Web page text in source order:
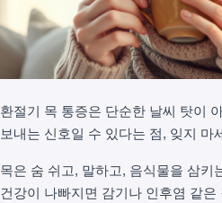
환절기 목 통증은 단순한 날씨 탓이
보내는 신호일 수 있다는 점, 잊지 마
목은 숨 쉬고, 말하고, 음식물을 삼키
건강이 나빠지면 감기나 인후염 같